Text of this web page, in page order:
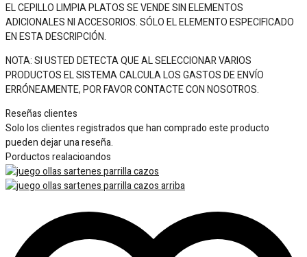
EL CEPILLO LIMPIA PLATOS SE VENDE SIN ELEMENTOS
ADICIONALES NI ACCESORIOS. SÓLO EL ELEMENTO ESPECIFICADO
EN ESTA DESCRIPCIÓN.
NOTA: SI USTED DETECTA QUE AL SELECCIONAR VARIOS
PRODUCTOS EL SISTEMA CALCULA LOS GASTOS DE ENVÍO
ERRÓNEAMENTE, POR FAVOR CONTACTE CON NOSOTROS.
Reseñas clientes
Solo los clientes registrados que han comprado este producto
pueden dejar una reseña.
Porductos realacioandos